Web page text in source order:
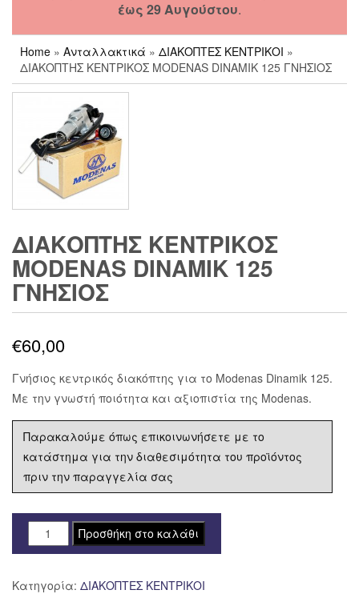
έως 29 Αυγούστου.
Home » Ανταλλακτικά » ΔΙΑΚΟΠΤΕΣ ΚΕΝΤΡΙΚΟΙ »
ΔΙΑΚΟΠΤΗΣ ΚΕΝΤΡΙΚΟΣ MODENAS DINAMIK 125 ΓΝΗΣΙΟΣ
ΔΙΑΚΟΠΤΗΣ ΚΕΝΤΡΙΚΟΣ
MODENAS DINAMIK 125
ΓΝΗΣΙΟΣ
€60,00
Γνήσιος κεντρικός διακόπτης για το Modenas Dinamik 125.
Με την γνωστή ποιότητα και αξιοπιστία της Modenas.
Παρακαλούμε όπως επικοινωνήσετε με το
κατάστημα για την διαθεσιμότητα του προϊόντος
πριν την παραγγελία σας
ΔΙΑΚΟΠΤΗΣ
ΚΕΝΤΡΙΚΟΣ
DINAMIK
Προσθήκη στο καλάθι
Κατηγορία: ΔΙΑΚΟΠΤΕΣ ΚΕΝΤΡΙΚΟΙ